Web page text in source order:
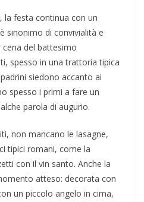
la festa continua con un
sinonimo di convivialità e
del battesimo
spesso in una trattoria tipica
siedono accanto ai
spesso i primi a fare un
parola di augurio.
non mancano le lasagne,
tipici romani, come la
con il vin santo. Anche la
atteso: decorata con
un piccolo angelo in cima,